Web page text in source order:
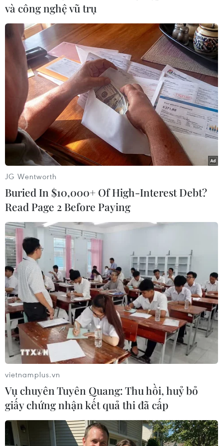
thử các loại tên lửa hạt nhân có tầm bắn từ 500-
5.500 km phóng từ mặt đất./.
(TTXVN/Vietnam+)
#Hệ thống phóng MK-41
#Tên lửa tầm trung
#Mikhail Ulyanov
#Tên lửa tầm ngắn
#Tên lửa hạt nhân
Mỹ Nga
Theo dõi VietnamPlus
TIN LIÊN QUAN
và công nghệ vũ trụ
JG Wentworth
Buried In $10,000+ Of High-Interest Debt?
Read Page 2 Before Paying
vietnamplus.vn
Vụ chuyên Tuyên Quang: Thu hồi, huỷ bỏ
giấy chứng nhận kết quả thi đã cấp